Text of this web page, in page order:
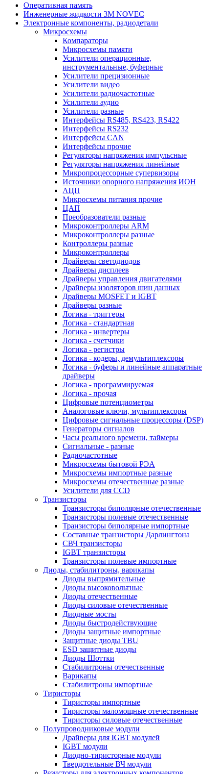
Оперативная память
Инженерные жидкости 3M NOVEC
Электронные компоненты, радиодетали
Микросхемы
Компараторы
Микросхемы памяти
Усилители операционные,
инструментальные, буферные
Усилители прецизионные
Усилители видео
Усилители радиочастотные
Усилители аудио
Усилители разные
Интерфейсы RS485, RS423, RS422
Интерфейсы RS232
Интерфейсы CAN
Интерфейсы прочие
Регуляторы напряжения импульсные
Регуляторы напряжения линейные
Микропроцессорные супервизоры
Источники опорного напряжения ИОН
АЦП
Микросхемы питания прочие
ЦАП
Преобразователи разные
Микроконтроллеры ARM
Микроконтроллеры разные
Контроллеры разные
Микроконтроллеры
Драйверы светодиодов
Драйверы дисплеев
Драйверы управления двигателями
Драйверы изоляторов шин данных
Драйверы MOSFET и IGBT
Драйверы разные
Логика - триггеры
Логика - стандартная
Логика - инвертеры
Логика - счетчики
Логика - регистры
Логика - кодеры, демультиплексоры
Логика - буферы и линейные аппаратные
драйверы
Логика - программируемая
Логика - прочая
Цифровые потенциометры
Аналоговые ключи, мультиплексоры
Цифровые сигнальные процессоры (DSP)
Генераторы сигналов
Часы реального времени, таймеры
Сигнальные - разные
Радиочастотные
Микросхемы бытовой РЭА
Микросхемы импортные разные
Микросхемы отечественные разные
Усилители для CCD
Транзисторы
Транзисторы биполярные отечественные
Транзисторы полевые отечественные
Транзисторы биполярные импортные
Составные транзисторы Дарлингтона
СВЧ транзисторы
IGBT транзисторы
Транзисторы полевые импортные
Диоды, стабилитроны, варикапы
Диоды выпрямительные
Диоды высоковольтные
Диоды отечественные
Диоды силовые отечественные
Диодные мосты
Диоды быстродействующие
Диоды защитные импортные
Защитные диоды TBU
ESD защитные диоды
Диоды Шоттки
Стабилитроны отечественные
Варикапы
Стабилитроны импортные
Тиристоры
Тиристоры импортные
Тиристоры маломощные отечественные
Тиристоры силовые отечественные
Полупроводниковые модули
Драйверы для IGBT модулей
IGBT модули
Диодно-тиристорные модули
Твердотельные ВЧ модули